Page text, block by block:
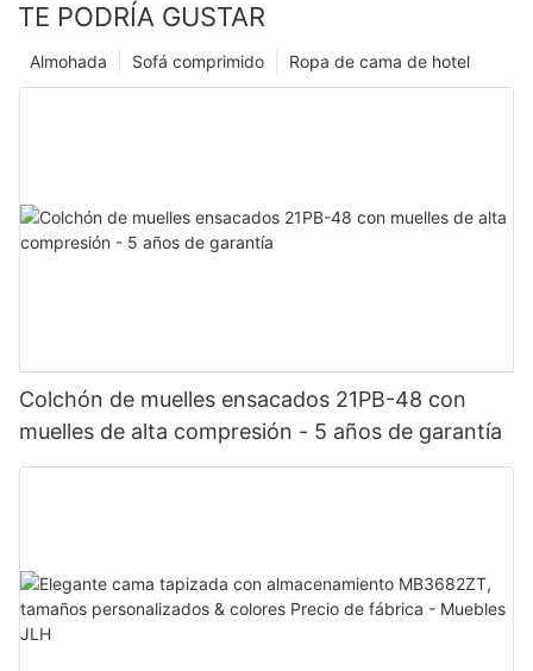
TE PODRÍA GUSTAR
Ropa de cama de hotel
Sofá comprimido
Almohada
Colchón de muelles ensacados 21PB-48 con
muelles de alta compresión - 5 años de garantía